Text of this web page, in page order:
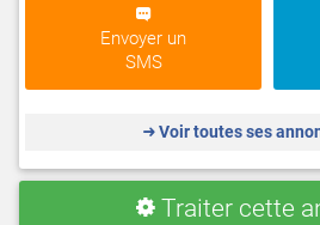
Envoyer un
SMS
Voir toutes ses
Traiter cette